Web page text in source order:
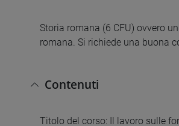
Storia romana (6 CFU) ovvero
romana. Si richiede una buona
Contenuti
Titolo del corso: Il lavoro sulle